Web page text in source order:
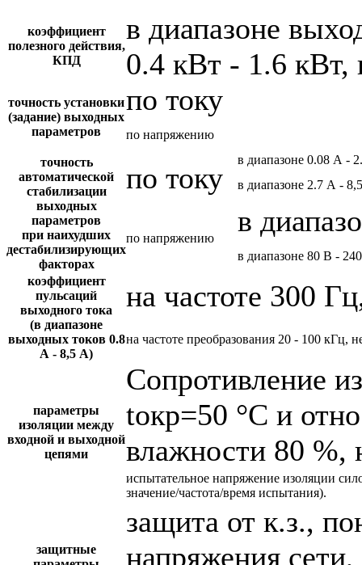
коэффициент
полезного действия,
КПД
в диапазоне
0.4 кВт - 1.6 кВт,
точность установки
(задание) выходных
параметров
по току
по напряжению
точность
автоматической
стабилизации
выходных
параметров
при наихудших
дестабилизирующих
факторах
по току
в диапазоне 0.08 А -
в диапазоне 2.7 А -
по напряжению
в
в диапазоне 80 В -
коэффициент
пульсаций
выходного тока
(в диапазоне
выходных токов 0.8
А - 8,5 А)
на частоте 300
на частоте преобразования 20 - 100 кГц,
параметры
изоляции между
входной и выходной
цепями
Сопротивление
tокр=50 °С и
влажности 80 %,
испытательное напряжение изоляции
значение/частота/время испытания).
защитные
защита от к.з.,
напряжения